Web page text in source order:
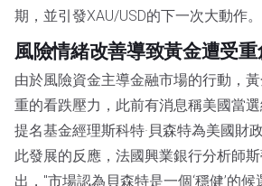
期，並引發XAU/USD的下一次大動作。
風險情緒改善導致黃金遭受重
由於風險資金主導金融市場的行動，
重的看跌壓力，此前有消息稱美國當
提名基金經理斯科特·貝森特為美國財
此發展的反應，法國興業銀行分析師斯
出，"市場認為貝森特是一個‘穩健’的